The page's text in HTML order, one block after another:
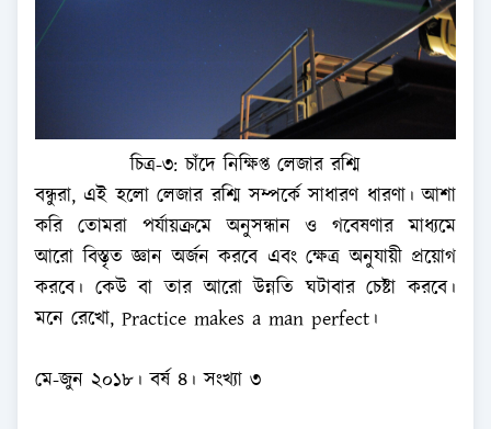
চিত্র-৩: চাঁদে নিক্ষিপ্ত লেজার রশ্মি
বন্ধুরা, এই হলো লেজার রশ্মি সম্পর্কে সাধারণ ধারণা। আশা
করি তোমরা পর্যায়ক্রমে অনুসন্ধান ও গবেষণার মাধ্যমে
আরো বিস্তৃত জ্ঞান অর্জন করবে এবং ক্ষেত্র অনুযায়ী প্রয়োগ
করবে। কেউ বা তার আরো উন্নতি ঘটাবার চেষ্টা করবে।
মনে রেখো, Practice makes a man perfect।
মে-জুন ২০১৮। বর্ষ ৪। সংখ্যা ৩